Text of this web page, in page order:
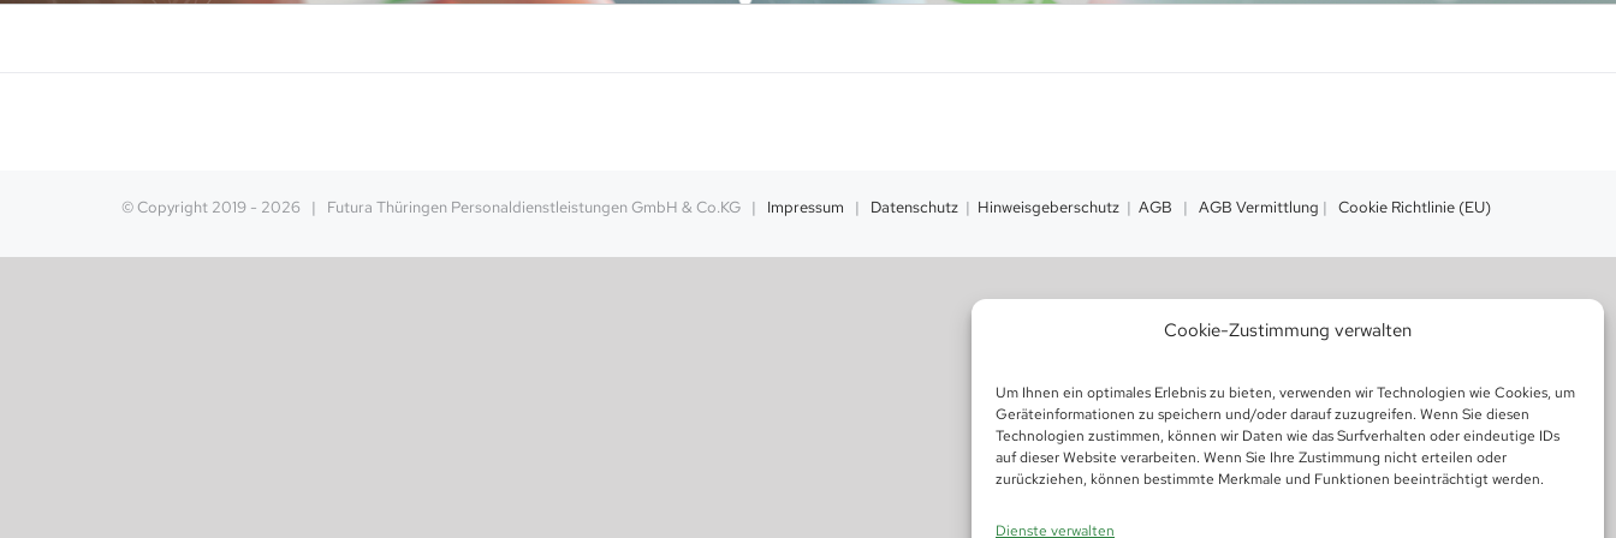
Cookie-Zustimmung verwalten
Um Ihnen ein optimales Erlebnis zu bieten, verwenden wir Technologien wie Cookies, um
Geräteinformationen zu speichern und/oder darauf zuzugreifen. Wenn Sie diesen
Technologien zustimmen, können wir Daten wie das Surfverhalten oder eindeutige IDs
auf dieser Website verarbeiten. Wenn Sie Ihre Zustimmung nicht erteilen oder
zurückziehen, können bestimmte Merkmale und Funktionen beeinträchtigt werden.
Dienste verwalten
© Copyright 2019 - 2026 | Futura Thüringen Personaldienstleistungen GmbH & Co.KG | Impressum | Datenschutz | Hinweisgeberschutz | AGB | AGB Vermittlung | Cookie Richtlinie (EU)